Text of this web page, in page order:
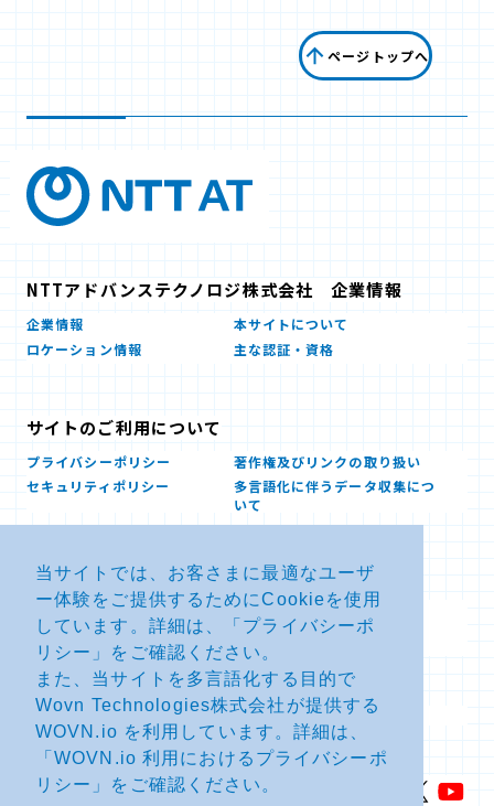
当サイトでは、お客さまに最適なユーザ
ー体験をご提供するためにCookieを使用
しています。詳細は、「 プライバシーポ
リシー 」をご確認ください。
また、当サイトを多言語化する目的で
Wovn Technologies株式会社が提供する
WOVN.io を利用しています。詳細は、
「WOVN.io 利用におけるプライバシーポ
リシー 」をご確認ください。
ページトップへ
NTTアドバンステクノロジ株式会社 企業情報
企業情報
本サイトについて
ロケーション情報
主な認証・資格
サイトのご利用について
プライバシーポリシー
著作権及びリンクの取り扱い
セキュリティポリシー
多言語化に伴うデータ収集につ
いて
お問い合せ
よくあるお問い合わせFAQ
SDSダウンロード
製品・サービスに関する重要な
お知らせ
その他のお問い合わせ
サイトマップ